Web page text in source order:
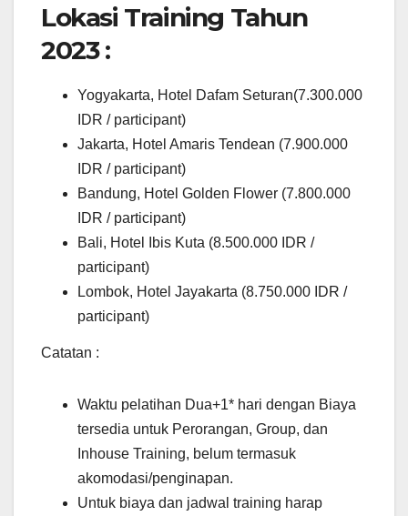
Lokasi Training Tahun
2023 :
Yogyakarta, Hotel Dafam Seturan(7.300.000
IDR / participant)
Jakarta, Hotel Amaris Tendean (7.900.000
IDR / participant)
Bandung, Hotel Golden Flower (7.800.000
IDR / participant)
Bali, Hotel Ibis Kuta (8.500.000 IDR /
participant)
Lombok, Hotel Jayakarta (8.750.000 IDR /
participant)
Catatan :
Waktu pelatihan Dua+1* hari dengan Biaya
tersedia untuk Perorangan, Group, dan
Inhouse Training, belum termasuk
akomodasi/penginapan.
Untuk biaya dan jadwal training harap